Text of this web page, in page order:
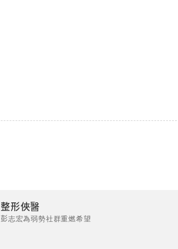
整形俠醫
彭志宏為弱勢社群重燃希望